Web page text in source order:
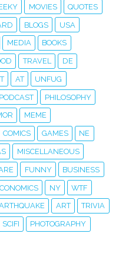
MOVIES QUOTES
BLOGS USA
MEDIA BOOKS
TRAVEL DE
AT UNFUG
PODCAST PHILOSOPHY
MEME
COMICS GAMES NE
MISCELLANEOUS
FUNNY BUSINESS
NY WTF
ART TRIVIA
SCIFI PHOTOGRAPHY